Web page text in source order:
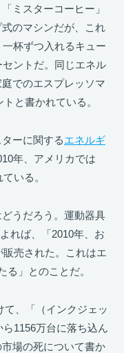
ミスターコーヒー」
のマシンだが、これ
杯ずつ入れるキュー
ントだ。同じエネル
でのエスプレッソマ
と書かれている。
ーに関するエネルギ
年、アメリカでは
いる。
うだろう。運動器具
れば、「2010年、お
売された。これはエ
る」とのことだ。
、「（インクジェッ
1156万台に落ち込ん
場の死について書か